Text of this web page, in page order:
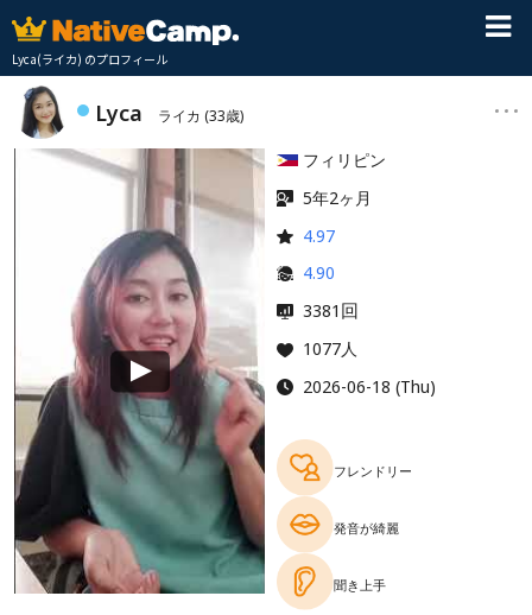
Lyca(ライカ) のプロフィール
Lyca ライカ (33歳)
フィリピン
5年2ヶ月
4.97
4.90
3381 回
1077人
2026-06-18 (Thu)
フレンドリー
発音が綺麗
聞き上手